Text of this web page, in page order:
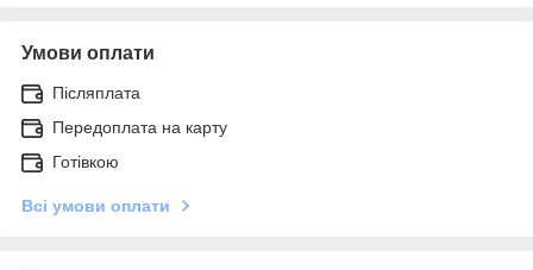
Умови оплати
Післяплата
Передоплата на карту
Готівкою
Всі умови оплати